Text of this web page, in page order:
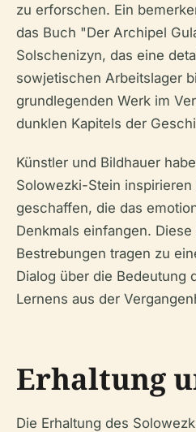
zu erforschen. Ein
das Buch "Der Archipel
Solschenizyn, das eine
sowjetischen Arbeitslager
grundlegenden Werk im
dunklen Kapitels der
Künstler und Bildhauer
Solowezki-Stein inspirieren
geschaffen, die das
Denkmals einfangen.
Bestrebungen tragen zu
Dialog über die Bedeutung
Lernens aus der
Erhaltung
Die Erhaltung des